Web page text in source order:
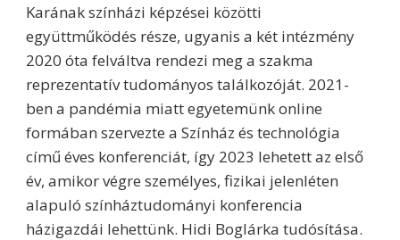
Karának színházi képzései közötti
együttműködés része, ugyanis a két intézmény
2020 óta felváltva rendezi meg a szakma
reprezentatív tudományos találkozóját. 2021-
ben a pandémia miatt egyetemünk online
formában szervezte a Színház és technológia
című éves konferenciát, így 2023 lehetett az első
év, amikor végre személyes, fizikai jelenléten
alapuló színháztudományi konferencia
házigazdái lehettünk. Hidi Boglárka tudósítása.